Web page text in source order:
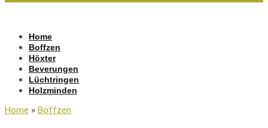
Home
Boffzen
Höxter
Beverungen
Lüchtringen
Holzminden
Home » Boffzen